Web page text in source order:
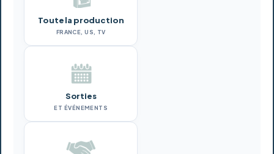
Toute la production
FRANCE, US, TV
Sorties
ET ÉVÉNEMENTS